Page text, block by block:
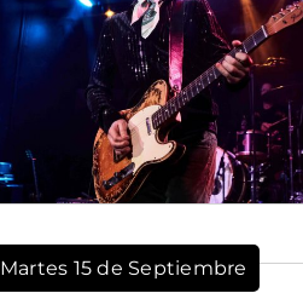
Martes 15 de Septiembre